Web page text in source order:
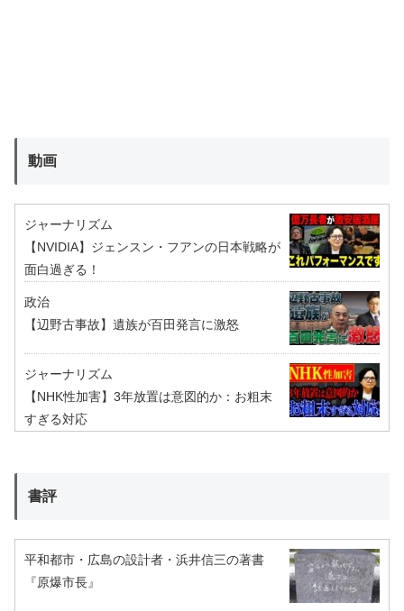
動画
ジャーナリズム
【NVIDIA】ジェンスン・フアンの日本戦略が
面白過ぎる！
政治
【辺野古事故】遺族が百田発言に激怒
ジャーナリズム
【NHK性加害】3年放置は意図的か：お粗末
すぎる対応
書評
平和都市・広島の設計者・浜井信三の著書
『原爆市長』